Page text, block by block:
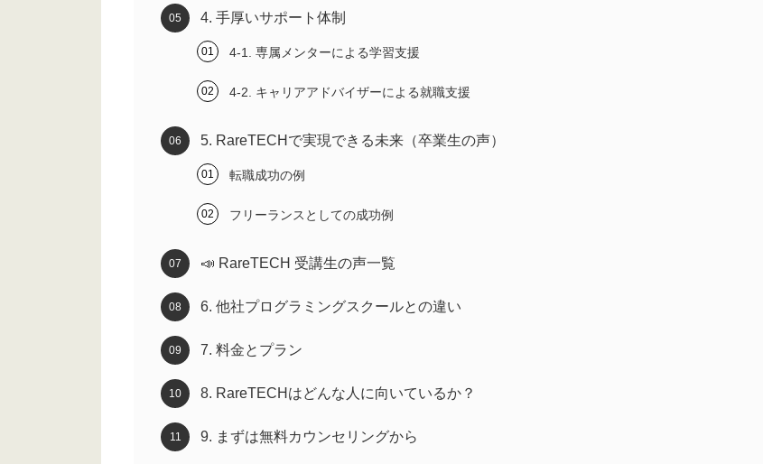
4. 手厚いサポート体制
4-1. 専属メンターによる学習支援
4-2. キャリアアドバイザーによる就職支援
5. RareTECHで実現できる未来（卒業生の声）
転職成功の例
フリーランスとしての成功例
📣 RareTECH 受講生の声一覧
6. 他社プログラミングスクールとの違い
7. 料金とプラン
8. RareTECHはどんな人に向いているか？
9. まずは無料カウンセリングから